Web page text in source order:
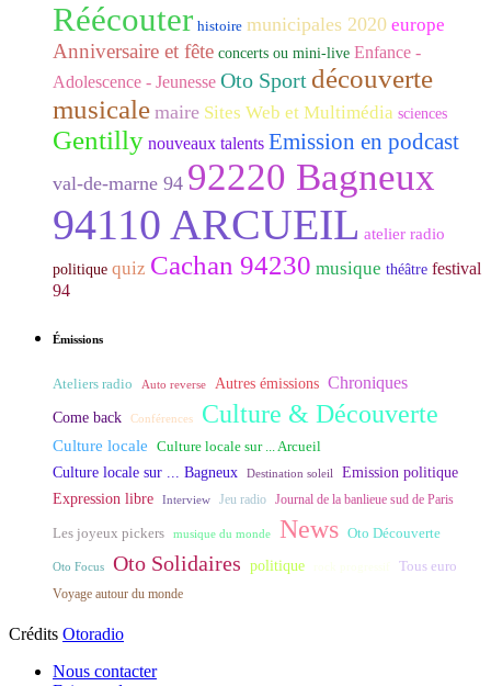
Réécouter histoire municipales 2020 europe
Anniversaire et fête concerts ou mini-live Enfance -
Adolescence - Jeunesse Oto Sport découverte
musicale maire Sites Web et Multimédia sciences
Gentilly nouveaux talents Emission en podcast
val-de-marne 94 92220 Bagneux
94110 ARCUEIL atelier radio
politique quiz Cachan 94230 musique théâtre festival
94
Émissions
Ateliers radio Auto reverse Autres émissions Chroniques
Come back Conférences Culture & Découverte
Culture locale Culture locale sur ... Arcueil
Culture locale sur ... Bagneux Destination soleil Emission politique
Expression libre Interview Jeu radio Journal de la banlieue sud de Paris
Les joyeux pickers musique du monde News Oto Découverte
Oto Focus Oto Solidaires politique Tous euro
Voyage autour du monde
Crédits Otoradio
Nous contacter